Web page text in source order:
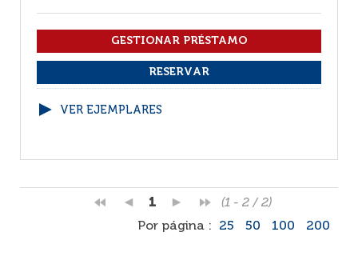
VER EJEMPLARES
1
(1 - 2 / 2)
Por página :
25 50 100 200